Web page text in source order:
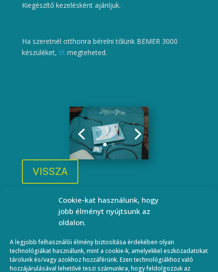
Cookie-kat használunk, hogy
jobb élményt nyújtsunk az
oldalon.
A legjobb felhasználói élmény biztosítása érdekében olyan
technológiákat használunk, mint a cookie-k, amelyekkel eszközadatokat
tárolunk és/vagy azokhoz hozzáférünk. Ezen technológiákhoz való
hozzájárulásával lehetővé teszi számunkra, hogy feldolgozzuk az
Kiegészítő kezelésként ajánljuk.
Ha szeretnél otthonra bérelni tőlünk BEMER 3000
készüléket, itt megteheted.
VISSZA
Elérhetőség
Email:
ebfizio.hu@gmail.com,